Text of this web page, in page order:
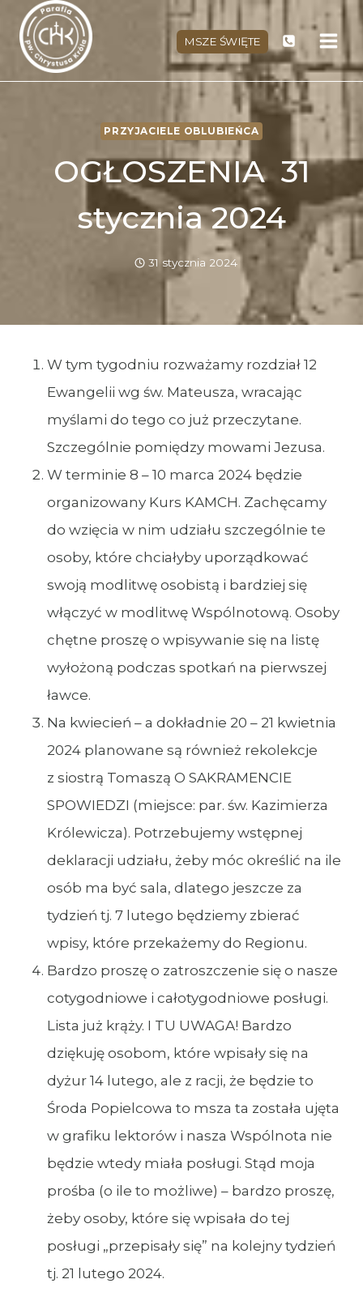
Przejdź
treści
MSZE ŚWIĘTE
PRZYJACIELE OBLUBIEŃCA
OGŁOSZENIA 31
stycznia 2024
31 stycznia 2024
W tym tygodniu rozważamy rozdział 12
Ewangelii wg św. Mateusza, wracając
myślami do tego co już przeczytane.
Szczególnie pomiędzy mowami Jezusa.
W terminie 8 – 10 marca 2024 będzie
organizowany Kurs KAMCH. Zachęcamy
do wzięcia w nim udziału szczególnie te
osoby, które chciałyby uporządkować
swoją modlitwę osobistą i bardziej się
włączyć w modlitwę Wspólnotową. Osoby
chętne proszę o wpisywanie się na listę
wyłożoną podczas spotkań na pierwszej
ławce.
Na kwiecień – a dokładnie 20 – 21 kwietnia
2024 planowane są również rekolekcje
z siostrą Tomaszą O SAKRAMENCIE
SPOWIEDZI (miejsce: par. św. Kazimierza
Królewicza). Potrzebujemy wstępnej
deklaracji udziału, żeby móc określić na ile
osób ma być sala, dlatego jeszcze za
tydzień tj. 7 lutego będziemy zbierać
wpisy, które przekażemy do Regionu.
Bardzo proszę o zatroszczenie się o nasze
cotygodniowe i całotygodniowe posługi.
Lista już krąży. I TU UWAGA! Bardzo
dziękuję osobom, które wpisały się na
dyżur 14 lutego, ale z racji, że będzie to
Środa Popielcowa to msza ta została ujęta
w grafiku lektorów i nasza Wspólnota nie
będzie wtedy miała posługi. Stąd moja
prośba (o ile to możliwe) – bardzo proszę,
żeby osoby, które się wpisała do tej
posługi „przepisały się” na kolejny tydzień
tj. 21 lutego 2024.